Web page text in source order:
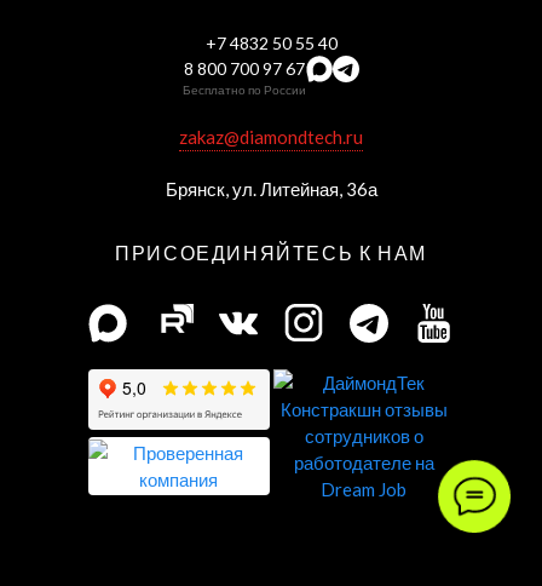
+7 4832 50 55 40
8 800 700 97 67
Бесплатно по России
zakaz@diamondtech.ru
Брянск, ул. Литейная, 36а
ПРИСОЕДИНЯЙТЕСЬ К НАМ